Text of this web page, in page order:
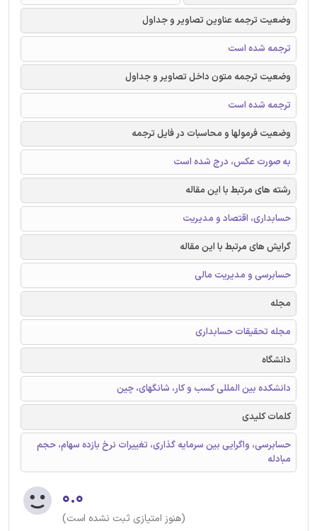
وضعیت ترجمه عناوین تصاویر و جداول
ترجمه شده است
وضعیت ترجمه متون داخل تصاویر و جداول
ترجمه شده است
وضعیت فرمولها و محاسبات در فایل ترجمه
به صورت عکس، درج شده است
رشته های مرتبط با این مقاله
حسابداری، اقتصاد و مدیریت
گرایش های مرتبط با این مقاله
حسابرسی و مدیریت مالی
مجله
مجله تحقیقات حسابداری
دانشگاه
دانشکده بین المللی کسب و کار، شانگهای، چین
کلمات کلیدی
حسابرسی، واگرایی بین سرمایه گذاری، تغییرات نرخ بازده سهام، حجم
مبادله
۰.۰
(هنوز امتیازی ثبت نشده است)